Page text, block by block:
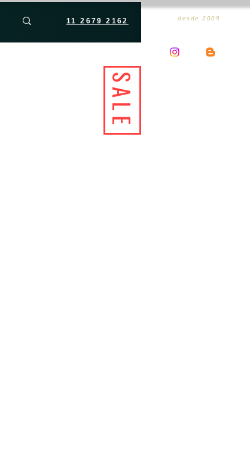
11 2679 2162 desde 2009
SALE